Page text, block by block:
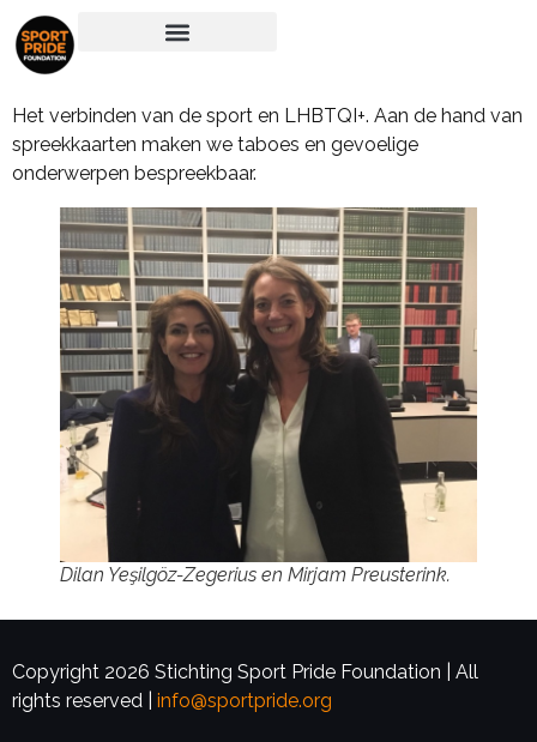
Het verbinden van de sport en LHBTQI+. Aan de hand van
spreekkaarten maken we taboes en gevoelige
onderwerpen bespreekbaar.
Dilan Yeşilgöz-Zegerius en Mirjam Preusterink.
Copyright 2026 Stichting Sport Pride Foundation | All
rights reserved | info@sportpride.org